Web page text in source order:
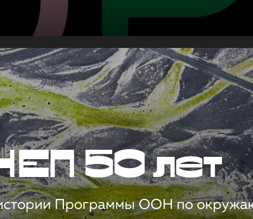
50 лет
Программы ООН по